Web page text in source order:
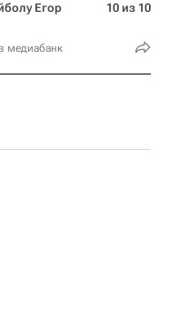
Егор
медиабанк
10 из 10